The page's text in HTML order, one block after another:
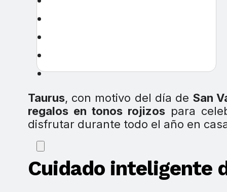
Taurus, con motivo del día de San
regalos en tonos rojizos para
disfrutar durante todo el año en
Cuidado inteligente